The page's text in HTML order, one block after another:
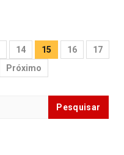
14 15 16
17
Próximo